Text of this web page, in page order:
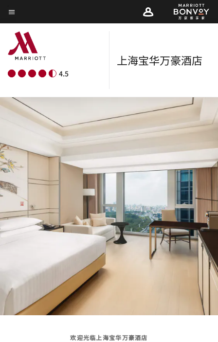
Skip
to
main
content
菜单文本
4.5
上海宝华万豪酒店
欢迎光临上海宝华万豪酒店